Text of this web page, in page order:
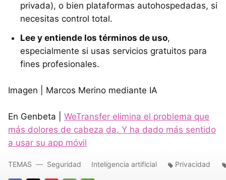
privada), o bien plataformas autohospedadas, si
necesitas control total.
Lee y entiende los términos de uso,
especialmente si usas servicios gratuitos para
fines profesionales.
Imagen | Marcos Merino mediante IA
En Genbeta | WeTransfer elimina el problema que
más dolores de cabeza da. Y ha dado más sentido
a usar su app móvil
TEMAS Seguridad Inteligencia artificial Privacidad